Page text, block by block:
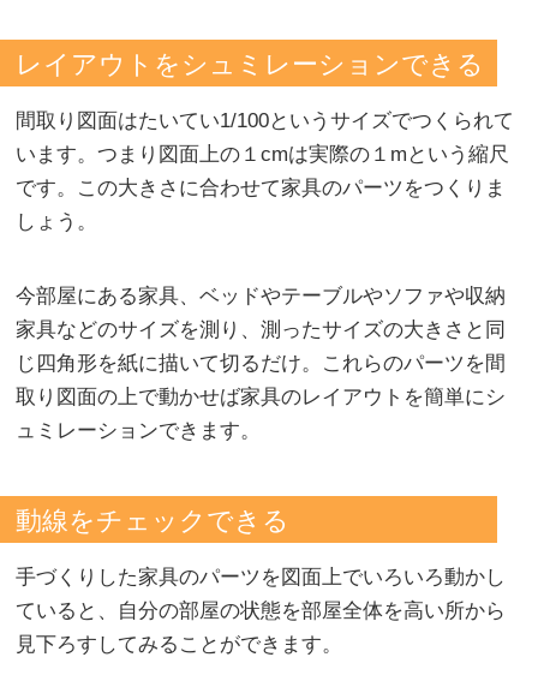
レイアウトをシュミレーションできる
間取り図面はたいてい1/100というサイズでつくられて
います。つまり図面上の１cmは実際の１mという縮尺
です。この大きさに合わせて家具のパーツをつくりま
しょう。
今部屋にある家具、ベッドやテーブルやソファや収納
家具などのサイズを測り、測ったサイズの大きさと同
じ四角形を紙に描いて切るだけ。これらのパーツを間
取り図面の上で動かせば家具のレイアウトを簡単にシ
ュミレーションできます。
動線をチェックできる
手づくりした家具のパーツを図面上でいろいろ動かし
ていると、自分の部屋の状態を部屋全体を高い所から
見下ろすしてみることができます。